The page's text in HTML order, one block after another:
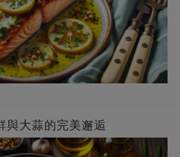
大蒜的完美邂逅